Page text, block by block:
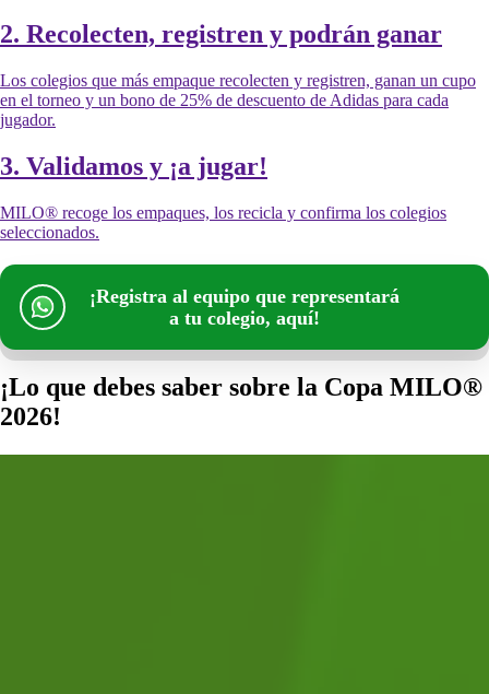
2. Recolecten, registren y podrán ganar
Los colegios que más empaque recolecten y registren, ganan un cupo
en el torneo y un bono de 25% de descuento de Adidas para cada
jugador.
3. Validamos y ¡a jugar!
MILO® recoge los empaques, los recicla y confirma los colegios
seleccionados.
¡Registra al equipo que representará
a tu colegio, aquí!
¡Lo que debes saber sobre la Copa MILO®
2026!